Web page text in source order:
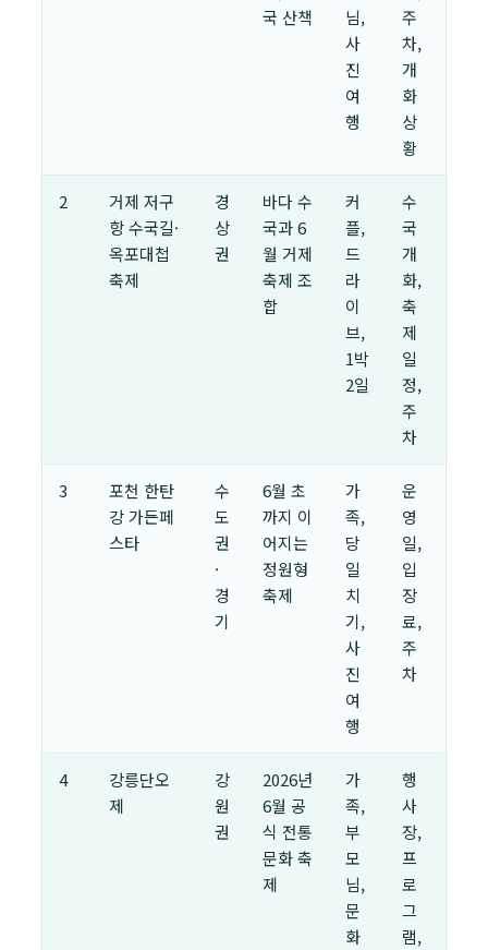
국 산책
님,
사
진
여
행
주
차,
개
화
상
황
2
거제 저구
항 수국길·
옥포대첩
축제
경
상
권
바다 수
국과 6
월 거제
축제 조
합
커
플,
드
라
이
브,
1박
2일
수
국
개
화,
축
제
일
정,
주
차
3
포천 한탄
강 가든페
스타
수
도
권
·
경
기
6월 초
까지 이
어지는
정원형
축제
가
족,
당
일
치
기,
사
진
여
행
운
영
일,
입
장
료,
주
차
4
강릉단오
제
강
원
권
2026년
6월 공
식 전통
문화 축
제
가
족,
부
모
님,
문
화
행
사
장,
프
로
그
램,